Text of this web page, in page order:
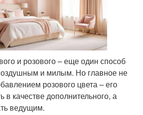
и розового – еще один способ
и милым. Но главное не
розового цвета – его
в качестве дополнительного, а
ведущим.